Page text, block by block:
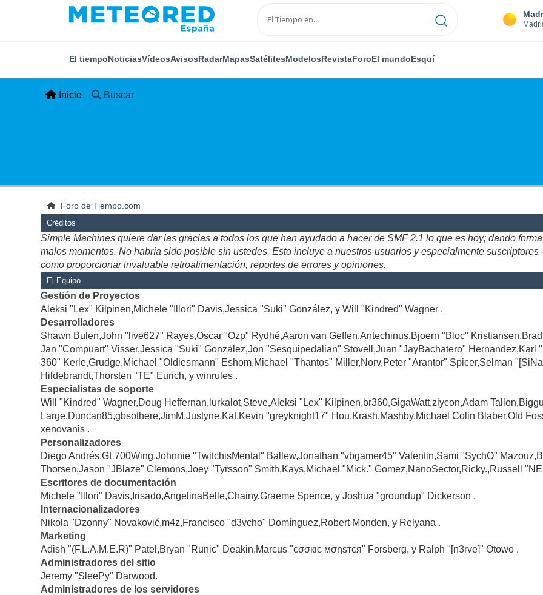
El tiempoNoticiasVídeosAvisosRadarMapasSatélitesModelosRevistaForoEl mundoEsquí
Inicio Buscar
Foro de Tiempo.com
Créditos
Simple Machines quiere dar las gracias a todos los que han ayudado a hacer de SMF 2.1 lo que es hoy; dando
malos momentos. No habría sido posible sin ustedes. Esto incluye a nuestros usuarios y especialmente
como proporcionar invaluable retroalimentación, reportes de errores y opiniones.
El Equipo
Gestión de Proyectos
Aleksi "Lex" Kilpinen,Michele "Illori" Davis,Jessica "Suki" González, y Will "Kindred" Wagner .
Desarrolladores
Shawn Bulen,John "live627" Rayes,Oscar "Ozp" Rydhé,Aaron van Geffen,Antechinus,Bjoern "Bloc"
Jan "Compuart" Visser,Jessica "Suki" González,Jon "Sesquipedalian" Stovell,Juan "JayBachatero"
360" Kerle,Grudge,Michael "Oldiesmann" Eshom,Michael "Thantos" Miller,Norv,Peter "Arantor" Spicer,Selman
Hildebrandt,Thorsten "TE" Eurich, y winrules .
Especialistas de soporte
Will "Kindred" Wagner,Doug Heffernan,lurkalot,Steve,Aleksi "Lex" Kilpinen,br360,GigaWatt,ziycon,Adam
Large,Duncan85,gbsothere,JimM,Justyne,Kat,Kevin "greyknight17" Hou,Krash,Mashby,Michael Colin Blaber,Old
xenovanis .
Personalizadores
Diego Andrés,GL700Wing,Johnnie "TwitchisMental" Ballew,Jonathan "vbgamer45" Valentin,Sami "SychO"
Thorsen,Jason "JBlaze" Clemons,Joey "Tyrsson" Smith,Kays,Michael "Mick." Gomez,NanoSector,Ricky.,Russell
Escritores de documentación
Michele "Illori" Davis,Irisado,AngelinaBelle,Chainy,Graeme Spence, y Joshua "groundup" Dickerson .
Internacionalizadores
Nikola "Dzonny" Novaković,m4z,Francisco "d3vcho" Domínguez,Robert Monden, y Relyana .
Marketing
Adish "(F.L.A.M.E.R)" Patel,Bryan "Runic" Deakin,Marcus "cσσкιє мσηѕтєя" Forsberg, y Ralph "[n3rve]" Otowo .
Administradores del sitio
Jeremy "SleePy" Darwood.
Administradores de los servidores